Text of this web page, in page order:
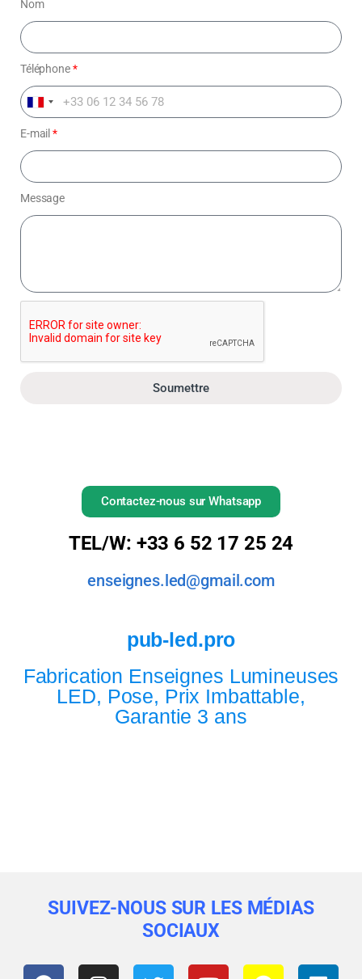
Nom
Téléphone*
F
c
e
+
E-mail*
Message
Soumettre
Contactez-nous sur Whatsapp
TEL/W: +33 6 52 17 25 24
enseignes.led@gmail.com
pub-led.pro
Fabrication Enseignes Lumineuses
LED, Pose, Prix Imbattable,
Garantie 3 ans​
SUIVEZ-NOUS SUR LES MÉDIAS
SOCIAUX